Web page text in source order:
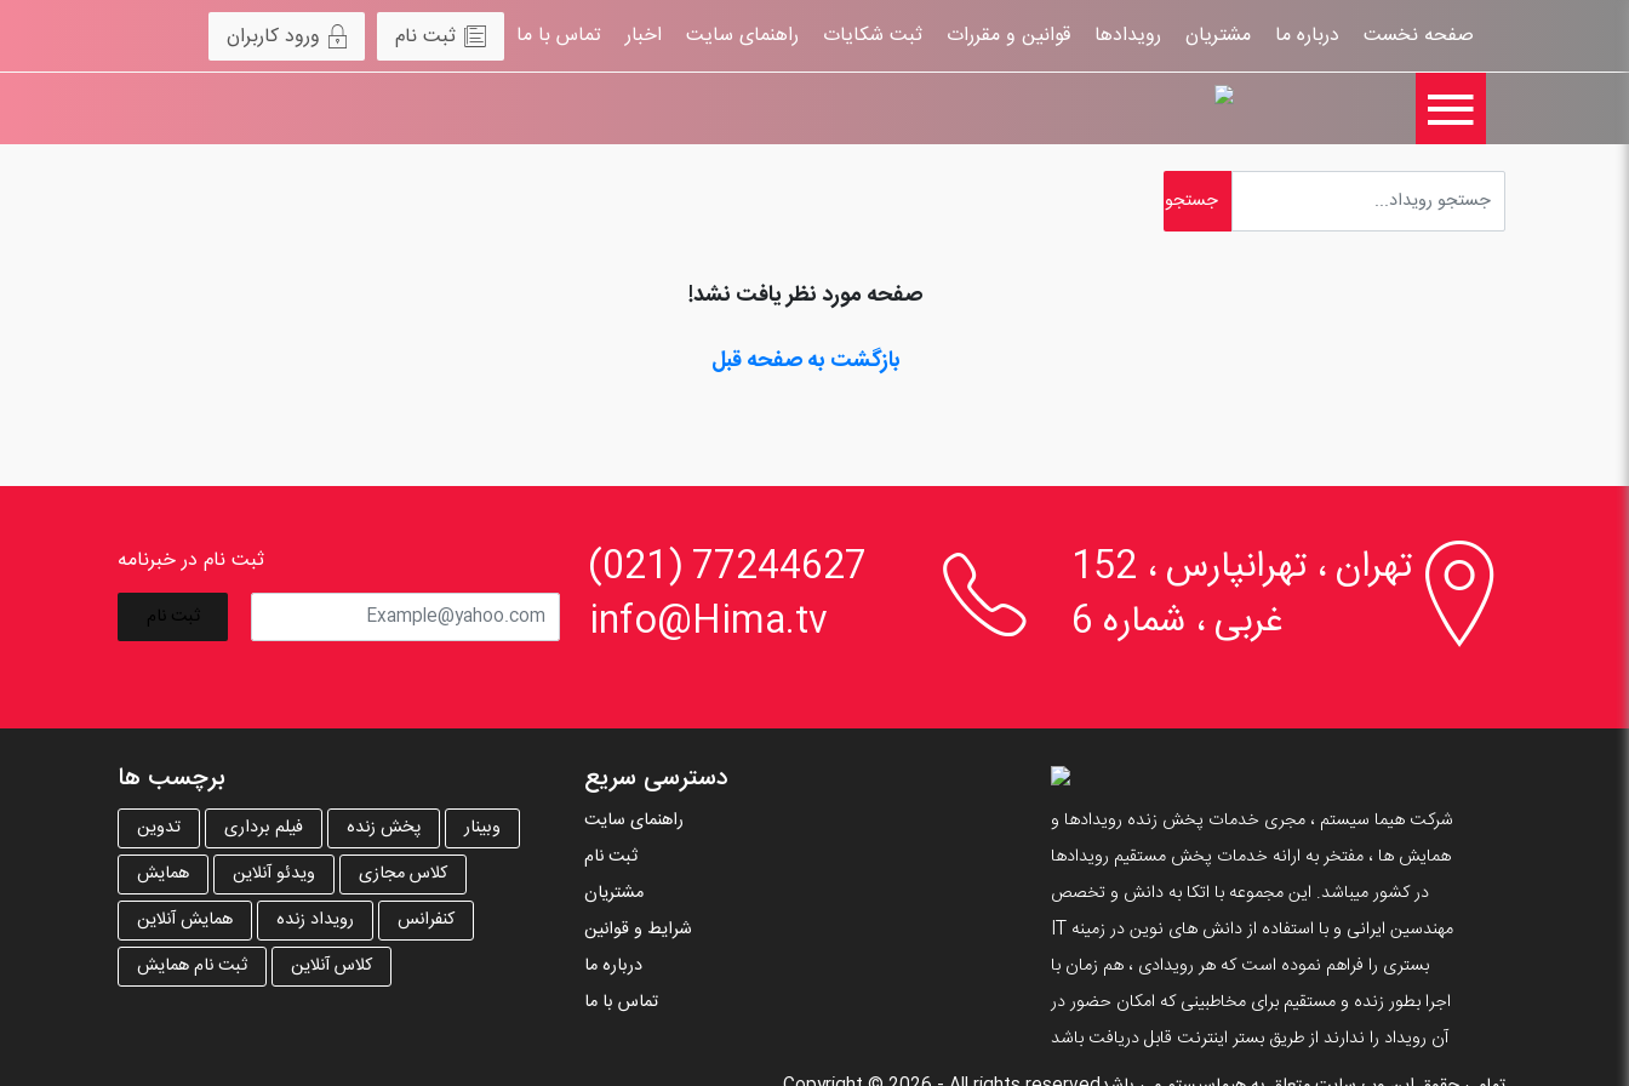
صفحه نخست درباره ما مشتریان رویدادها قوانين و مقررات ثبت شکایات راهنمای سایت اخبار تماس با ما ورود کاربران ثبت نام

صفحه مورد نظر یافت نشد!
بازگشت به صفحه قبل

تهران ، تهرانپارس ، 152
غربی ، شماره 6

77244627 (021)
info@Hima.tv
ثبت نام در خبرنامه
شرکت هیما سیستم ، مجری خدمات پخش زنده رویدادها و
همایش ها ، مفتخر به ارانه خدمات پخش مستقیم رویدادها
در کشور میباشد. این مجموعه با اتکا به دانش و تخصص
مهندسین ایرانی و با استفاده از دانش های نوین در زمینه IT
بستری را فراهم نموده است که هر رویدادی ، هم زمان با
اجرا بطور زنده و مستقیم برای مخاطبینی که امکان حضور در
آن رویداد را ندارند از طریق بستر اینترنت قابل دریافت باشد
دسترسی سریع
راهنمای سایت
ثبت نام
مشتریان
شرایط و قوانین
درباره ما
تماس با ما
برچسب ها
وبینار پخش زنده فیلم برداری
تدوین
کلاس مجازی
ویدئو آنلاین
همایش
کنفرانس
رویداد زنده
همایش آنلاین
کلاس آنلاین
ثبت نام همایش